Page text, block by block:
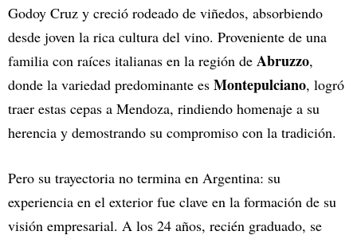
Godoy Cruz y creció rodeado de viñedos, absorbiendo
desde joven la rica cultura del vino. Proveniente de una
familia con raíces italianas en la región de Abruzzo,
donde la variedad predominante es Montepulciano, logró
traer estas cepas a Mendoza, rindiendo homenaje a su
herencia y demostrando su compromiso con la tradición.
Pero su trayectoria no termina en Argentina: su
experiencia en el exterior fue clave en la formación de su
visión empresarial. A los 24 años, recién graduado, se